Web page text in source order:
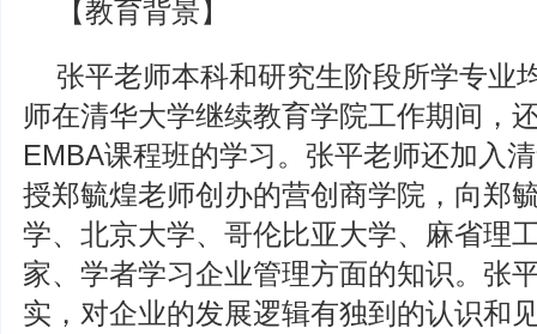
【教育背景】
张平老师本科和研究生阶段所学专业
师在清华大学继续教育学院工作期间，
EMBA课程班的学习。张平老师还加入
授郑毓煌老师创办的营创商学院，向郑
学、北京大学、哥伦比亚大学、麻省理
家、学者学习企业管理方面的知识。张
实，对企业的发展逻辑有独到的认识和